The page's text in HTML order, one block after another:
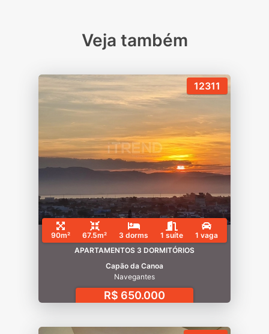
Veja também
12311
90m² 67.5m² 3 dorms 1 suíte
1 vaga
APARTAMENTOS 3 DORMITÓRIOS
Capão da Canoa
Navegantes
R$ 650.000